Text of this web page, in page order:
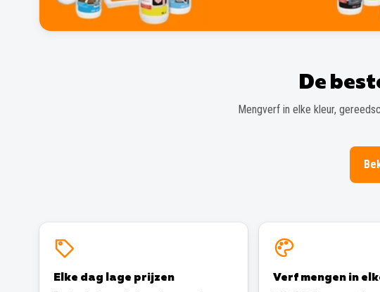
De
Mengverf in elke kleur,
Elke dag lage prijzen
Verf mengen in